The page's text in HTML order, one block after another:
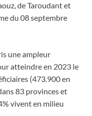
de Taroudant et
du 08 septembre
une ampleur
atteindre en 2023 le
(473.900 en
83 provinces et
vivent en milieu